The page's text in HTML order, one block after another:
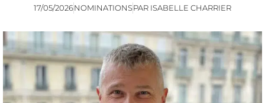
17/05/2026NOMINATIONSPAR ISABELLE CHARRIER